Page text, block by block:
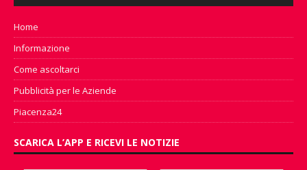
Home
Informazione
Come ascoltarci
Pubblicità per le Aziende
Piacenza24
SCARICA L’APP E RICEVI LE NOTIZIE